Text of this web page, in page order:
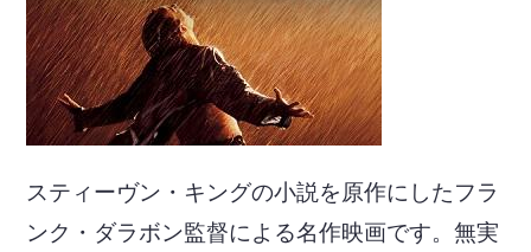
スティーヴン・キングの小説を原作にしたフラ
ンク・ダラボン監督による名作映画です。無実